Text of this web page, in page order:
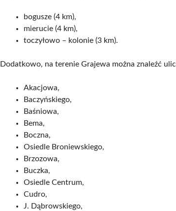
bogusze (4 km),
mierucie (4 km),
toczyłowo – kolonie (3 km).
Dodatkowo, na terenie Grajewa można znaleźć
Akacjowa,
Baczyńskiego,
Baśniowa,
Bema,
Boczna,
Osiedle Broniewskiego,
Brzozowa,
Buczka,
Osiedle Centrum,
Cudro,
J. Dąbrowskiego,